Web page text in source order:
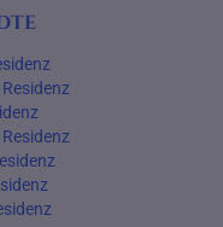
Residenz
Residenz